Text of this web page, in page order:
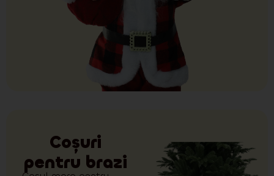
Coșuri
pentru brazi